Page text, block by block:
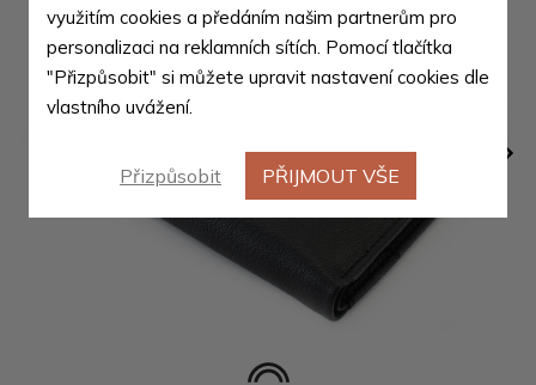
využitím cookies a předáním našim partnerům pro
personalizaci na reklamních sítích. Pomocí tlačítka
"Přizpůsobit" si můžete upravit nastavení cookies dle
vlastního uvážení.
Přizpůsobit PŘIJMOUT VŠE